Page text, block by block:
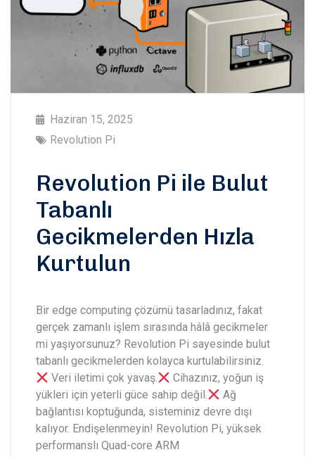
Haziran 15, 2025
Revolution Pi
Revolution Pi ile Bulut
Tabanlı
Gecikmelerden Hızla
Kurtulun
Bir edge computing çözümü tasarladınız, fakat
gerçek zamanlı işlem sırasında hâlâ gecikmeler
mi yaşıyorsunuz? Revolution Pi sayesinde bulut
tabanlı gecikmelerden kolayca kurtulabilirsiniz.
Veri iletimi çok yavaş.
Cihazınız, yoğun iş
yükleri için yeterli güce sahip değil.
Ağ
bağlantısı koptuğunda, sisteminiz devre dışı
kalıyor. Endişelenmeyin! Revolution Pi, yüksek
performanslı Quad-core ARM